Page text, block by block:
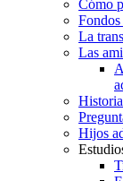
Cómo
La
Las
Hijos